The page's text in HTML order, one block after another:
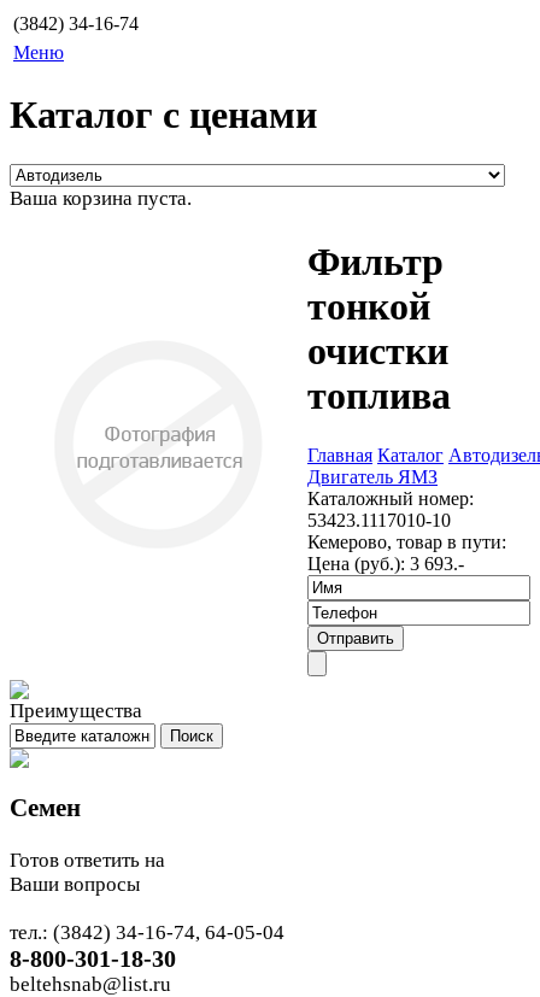
(3842) 34-16-74
Меню
Каталог с ценами
Ваша корзина пуста.
Фильтр
тонкой
очистки
топлива
Главная Каталог
Двигатель ЯМЗ
Каталожный номер:
53423.1117010-10
Кемерово, товар в пути:
Цена (руб.): 3 693.-
Семен
Готов ответить на
Ваши вопросы
тел.: (3842) 34-16-74, 64-05-04
8-800-301-18-30
beltehsnab@list.ru